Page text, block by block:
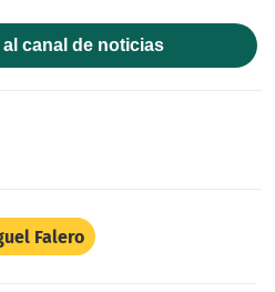
al canal de noticias
Falero